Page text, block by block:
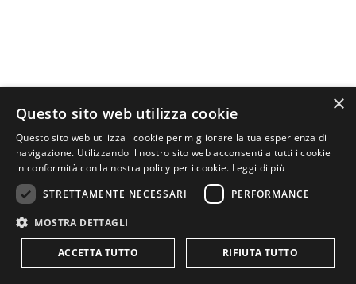
×
Questo sito web utilizza cookie
Questo sito web utilizza i cookie per migliorare la tua esperienza di
navigazione. Utilizzando il nostro sito web acconsenti a tutti i cookie
in conformità con la nostra policy per i cookie. Leggi di più
STRETTAMENTE NECESSARI
PERFORMANCE
MOSTRA DETTAGLI
ACCETTA TUTTO RIFIUTA TUTTO